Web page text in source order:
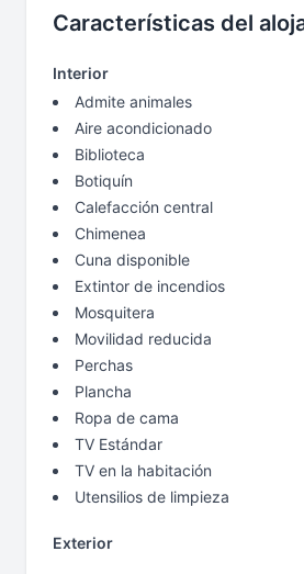
Características del
Interior
Admite animales
Aire acondicionado
Biblioteca
Botiquín
Calefacción central
Chimenea
Cuna disponible
Extintor de incendios
Mosquitera
Movilidad reducida
Perchas
Plancha
Ropa de cama
TV Estándar
TV en la habitación
Utensilios de limpieza
Exterior